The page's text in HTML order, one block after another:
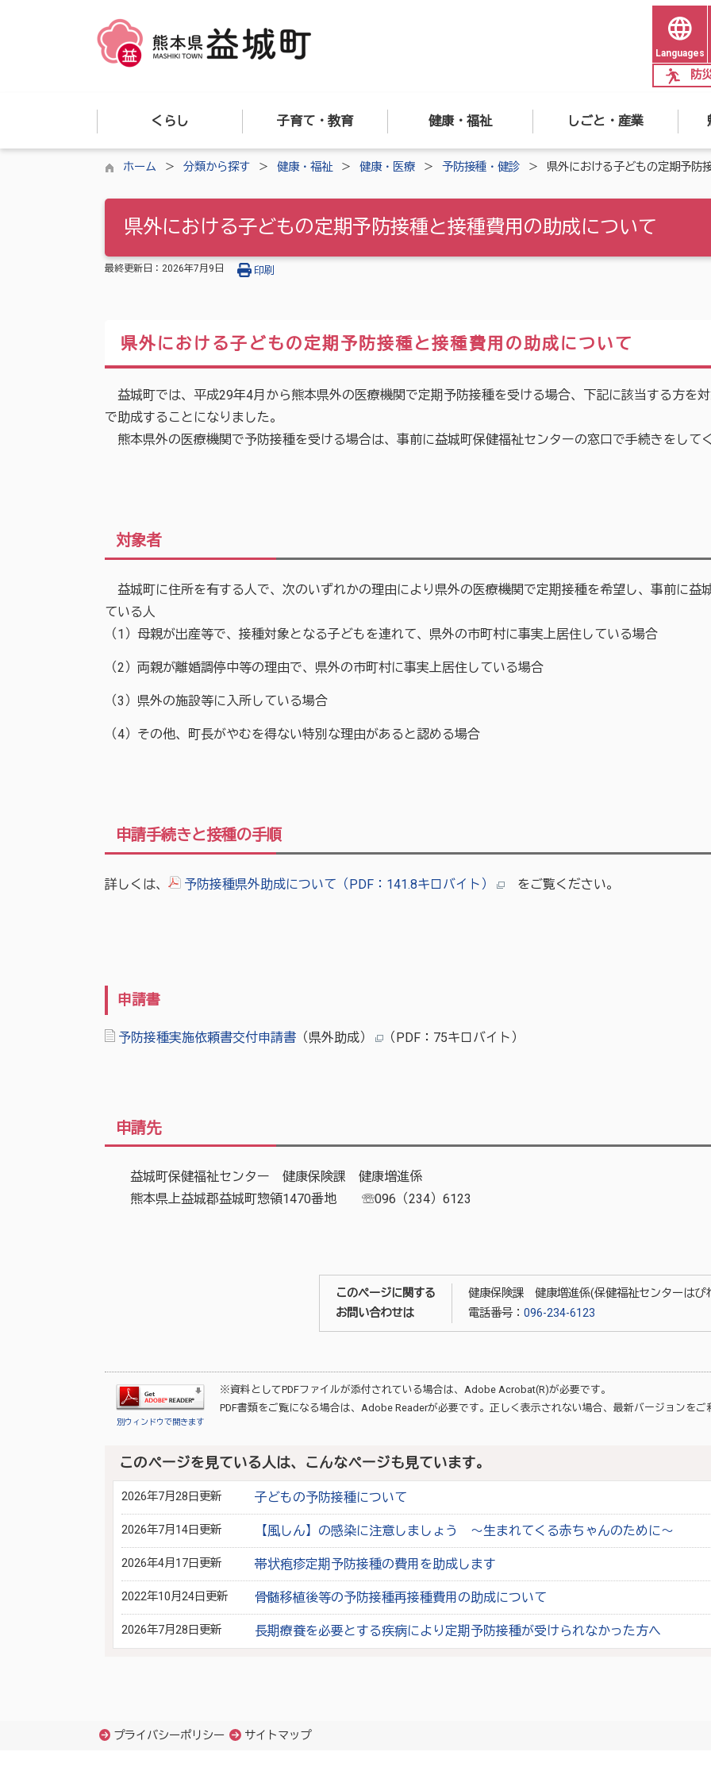
Languages
防
くらし 子育て・教育 健康・福祉 しごと・産業
ホーム 分類から探す 健康・福祉 健康・医療 予防接種・健診 県外における子どもの定期予防
県外における子どもの定期予防接種と接種費用の助成について
最終更新日： 2026年7月9日 印刷
県外における子どもの定期予防接種と接種費用の助成について
益城町では、平成29年4月から熊本県外の医療機関で定期予防接種を受ける場合、下記に該当する方を
で助成することになりました。
熊本県外の医療機関で予防接種を受ける場合は、事前に益城町保健福祉センターの窓口で手続きをしてく
対象者
益城町に住所を有する人で、次のいずれかの理由により県外の医療機関で定期接種を希望し、事前に益
ている人
（1）母親が出産等で、接種対象となる子どもを連れて、県外の市町村に事実上居住している場合
（2）両親が離婚調停中等の理由で、県外の市町村に事実上居住している場合
（3）県外の施設等に入所している場合
（4）その他、町長がやむを得ない特別な理由があると認める場合
申請手続きと接種の手順
詳しくは、 予防接種県外助成について（PDF：141.8キロバイト） をご覧ください。
申請書
予防接種実施依頼書交付申請書 （県外助成） （PDF：75キロバイト）
申請先
益城町保健福祉センター 健康保険課 健康増進係
熊本県上益城郡益城町惣領1470番地 ☏096（234）6123
このページに関する
お問い合わせは
健康保険課 健康増進係(保健福祉センターはぴ
電話番号： 096-234-6123
別ウィンドウで開きます
※資料としてPDFファイルが添付されている場合は、 Adobe Acrobat(R)が必要です。
PDF書類をご覧になる場合は、 Adobe Readerが必要です。正しく表示されない場合、最新バージョンをご
このページを見ている人は、こんなページも見ています。
2026年7月28日更新 子どもの予防接種について
2026年7月14日更新 【風しん】の感染に注意しましょう ～生まれてくる赤ちゃんのために～
2026年4月17日更新 帯状疱疹定期予防接種の費用を助成します
2022年10月24日更新 骨髄移植後等の予防接種再接種費用の助成について
2026年7月28日更新 長期療養を必要とする疾病により定期予防接種が受けられなかった方へ
プライバシーポリシー サイトマップ